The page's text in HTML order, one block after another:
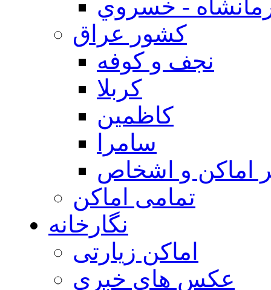
- خسروي
كشور عراق
نجف و كوفه
كربلا
كاظمين
سامرا
اماكن و اشخاص
تمامی اماکن
نگارخانه
اماکن زیارتی
عکس های خبری